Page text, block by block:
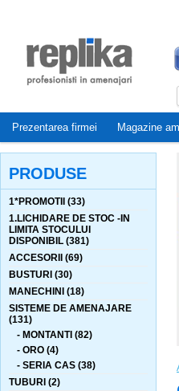
Prezentarea firmei Magazine
PRODUSE
1*PROMOTII (33)
1.LICHIDARE DE STOC -IN
LIMITA STOCULUI
DISPONIBIL (381)
ACCESORII (69)
BUSTURI (30)
MANECHINI (18)
SISTEME DE AMENAJARE
(131)
- MONTANTI (82)
- ORO (4)
- SERIA CAS (38)
TUBURI (2)